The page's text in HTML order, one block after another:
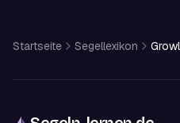
Startseite Segellexikon